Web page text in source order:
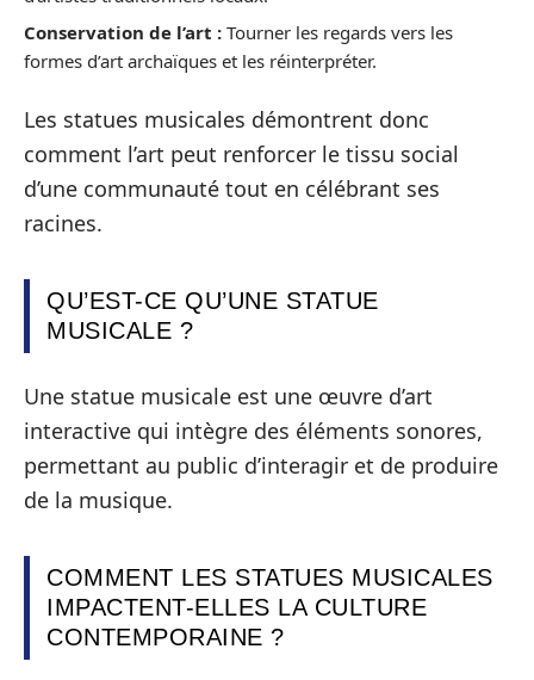
Conservation de l’art : Tourner les regards vers les
formes d’art archaïques et les réinterpréter.
Les statues musicales démontrent donc
comment l’art peut renforcer le tissu social
d’une communauté tout en célébrant ses
racines.
QU’EST-CE QU’UNE STATUE
MUSICALE ?
Une statue musicale est une œuvre d’art
interactive qui intègre des éléments sonores,
permettant au public d’interagir et de produire
de la musique.
COMMENT LES STATUES MUSICALES
IMPACTENT-ELLES LA CULTURE
CONTEMPORAINE ?